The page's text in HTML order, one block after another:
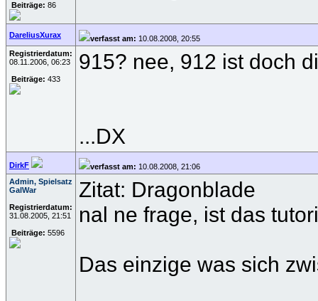
Beiträge: 86
DareliusXurax verfasst am: 10.08.2008, 20:55
Registrierdatum:
08.11.2006, 06:23
Beiträge: 433
915? nee, 912 ist doch
...DX
DirkF verfasst am: 10.08.2008, 21:06
Admin, Spielsatz
GalWar
Registrierdatum:
31.08.2005, 21:51
Beiträge: 5596
Zitat: Dragonblade
nal ne frage, ist das
Das einzige was sich